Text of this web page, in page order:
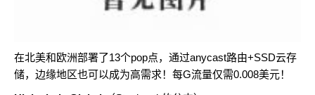
在北美和欧洲部署了13个pop点，通过anycast路由+SSD云存
储，边缘地区也可以成为高需求！每G流量仅需0.008美元！